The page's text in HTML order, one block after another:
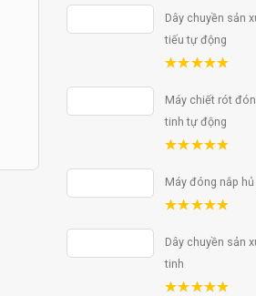
Dây chuyền sản
tiếu tự động
Máy chiết rót
tinh tự động
Máy đóng nắp
Dây chuyền sản
tinh